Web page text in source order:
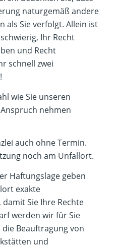
naturgemäß andere
als Sie verfolgt. Allein ist
Ihr Recht
und Recht
schnell zwei
wie Sie unseren
nehmen
auch ohne Termin.
noch am Unfallort.
Haftungslage geben
exakte
Sie Ihre Rechte
werden wir für Sie
Beauftragung von
und